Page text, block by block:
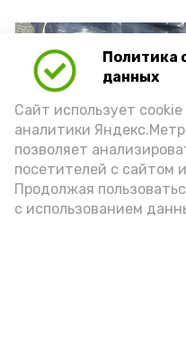
Политика
данных
Сайт использует
аналитики
позволяет
посетителей с сайтом
Продолжая
с использованием